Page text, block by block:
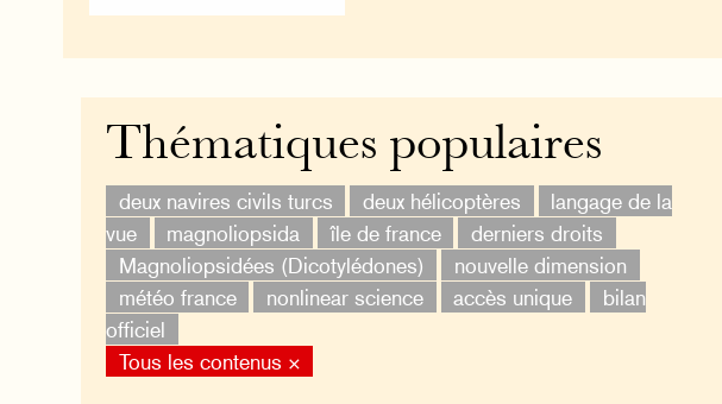
Thématiques populaires
deux navires civils turcs deux hélicoptères
langage de la
vue
magnoliopsida île de france
derniers droits
Magnoliopsidées (Dicotylédones)
nouvelle dimension
météo france
nonlinear science accès unique
bilan
officiel
Tous les contenus ×